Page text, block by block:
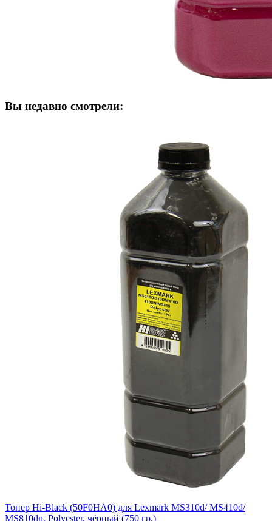
Вы недавно смотрели:
Тонер Hi-Black (50F0HA0) для Lexmark MS310d/ MS410d/
MS810dn, Polyester, чёрный (750 гр.)